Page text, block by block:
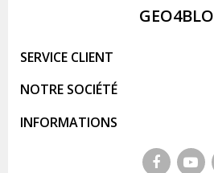
SERVICE CLIENT
NOTRE SOCIÉTÉ
INFORMATIONS